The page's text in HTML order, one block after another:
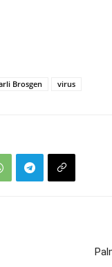
Brosgen virus